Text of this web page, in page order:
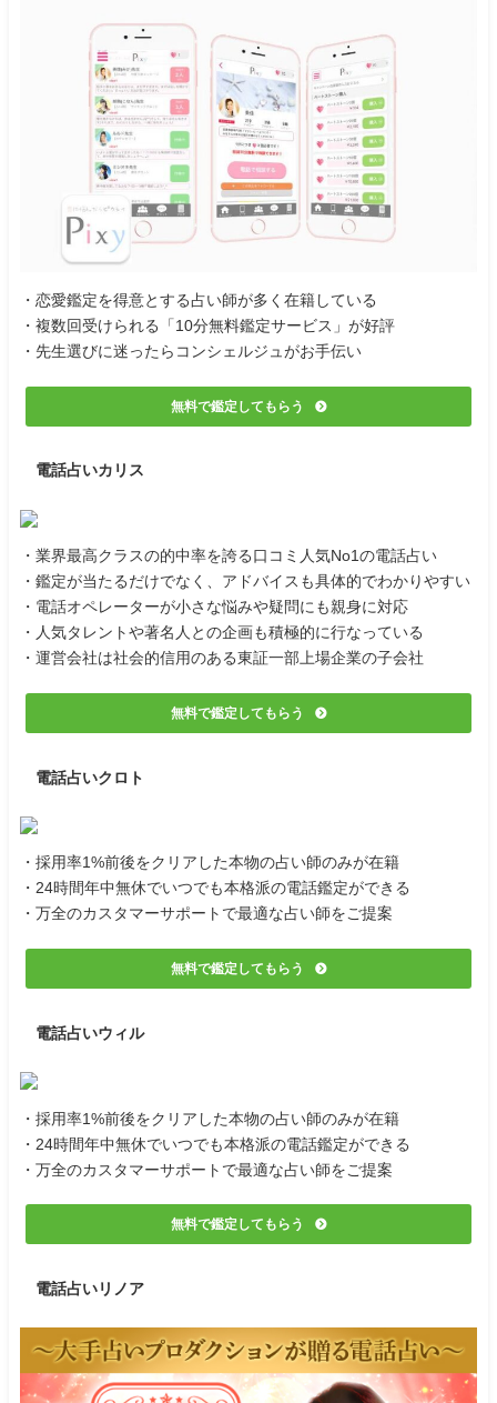
・恋愛鑑定を得意とする占い師が多く在籍している
・複数回受けられる「10分無料鑑定サービス」が好評
・先生選びに迷ったらコンシェルジュがお手伝い
無料で鑑定してもらう
電話占いカリス
・業界最高クラスの的中率を誇る口コミ人気No1の電話占い
・鑑定が当たるだけでなく、アドバイスも具体的でわかりやすい
・電話オペレーターが小さな悩みや疑問にも親身に対応
・人気タレントや著名人との企画も積極的に行なっている
・運営会社は社会的信用のある東証一部上場企業の子会社
無料で鑑定してもらう
電話占いクロト
・採用率1%前後をクリアした本物の占い師のみが在籍
・24時間年中無休でいつでも本格派の電話鑑定ができる
・万全のカスタマーサポートで最適な占い師をご提案
無料で鑑定してもらう
電話占いウィル
・採用率1%前後をクリアした本物の占い師のみが在籍
・24時間年中無休でいつでも本格派の電話鑑定ができる
・万全のカスタマーサポートで最適な占い師をご提案
無料で鑑定してもらう
電話占いリノア